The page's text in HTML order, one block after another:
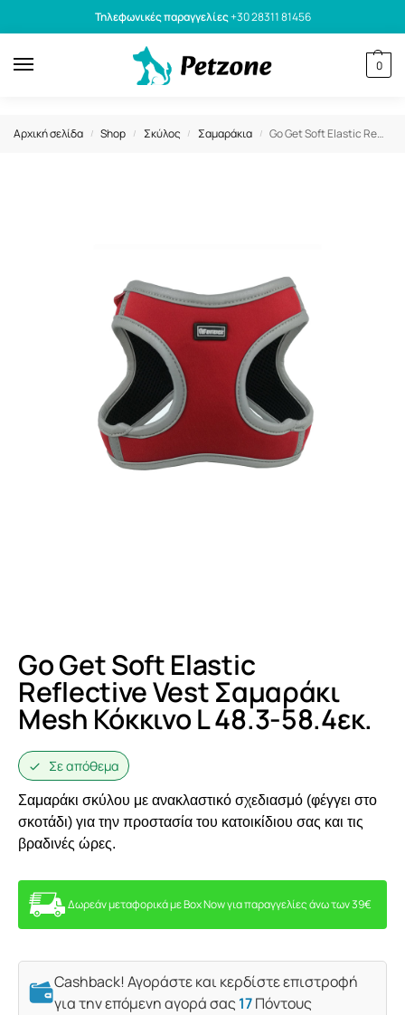
Τηλεφωνικές παραγγελίες+30 28311 81456
0
Αρχική σελίδα / Shop / Σκύλος / Σαμαράκια / Go Get Soft Elastic Reflective Vest Σαμαράκι Mesh Κόκκινο L 48.3-58.4εκ.
Go Get Soft Elastic
Reflective Vest Σαμαράκι
Mesh Κόκκινο L 48.3-58.4εκ.
Σε απόθεμα
Σαμαράκι σκύλου με ανακλαστικό σχεδιασμό (φέγγει στο
σκοτάδι) για την προστασία του κατοικίδιου σας και τις
βραδινές ώρες.
Δωρεάν μεταφορικά με Box Now για παραγγελίες άνω των 39€
Cashback! Αγοράστε και κερδίστε επιστροφή
για την επόμενη αγορά σας17Πόντους